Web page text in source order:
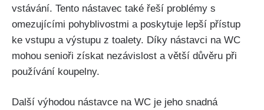
vstávání. Tento nástavec také řeší problémy s
omezujícími pohyblivostmi a poskytuje lepší přístup
ke vstupu a výstupu z toalety. Díky nástavci na WC
mohou senioři získat nezávislost a větší důvěru při
používání koupelny.
Další výhodou nástavce na WC je jeho snadná